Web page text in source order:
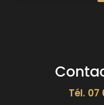
Tél. 07